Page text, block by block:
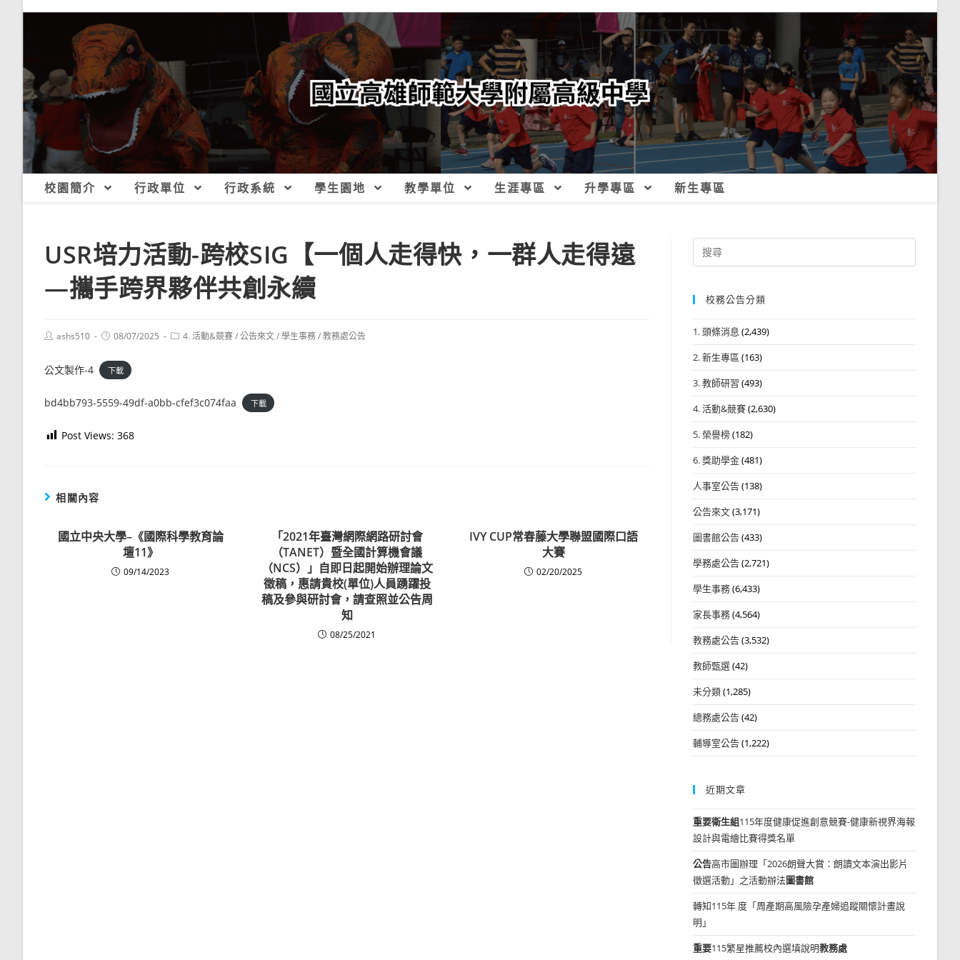
校園簡介 行政單位 行政系統 學生園地 教學單位 生涯專區 升學專區 新生專區
USR培力活動-跨校SIG【一個人走得快，一群人走得遠
—攜手跨界夥伴共創永續
Postashs510
Post08/07/2025
Post4. 活動&競賽/公告來文/學生事務/教務處公告
公文製作-4 下載
bd4bb793-5559-49df-a0bb-cfef3c074faa 下載
Post Views: 368
相關內容
國立中央大學–《國際科學教育論
壇11》
09/14/2023
「2021年臺灣網際網路研討會
（TANET）暨全國計算機會議
（NCS）」自即日起開始辦理論文
徵稿，惠請貴校(單位)人員踴躍投
稿及參與研討會，請查照並公告周
知
08/25/2021
IVY CUP常春藤大學聯盟國際口語
大賽
02/20/2025
Search
for:
校務公告分類
1. 頭條消息 (2,439)
2. 新生專區 (163)
3. 教師研習 (493)
4. 活動&競賽(2,630)
5. 榮譽榜(182)
6. 獎助學金(481)
人事室公告(138)
公告來文(3,171)
圖書館公告(433)
學務處公告(2,721)
學生事務(6,433)
家長事務(4,564)
教務處公告(3,532)
教師甄選(42)
未分類(1,285)
總務處公告(42)
輔導室公告(1,222)
近期文章
重要衛生組115年度健康促進創意競賽-健康新視界海報
設計與電繪比賽得獎名單
公告高市圖辦理「2026朗聲大賞：朗讀文本演出影片
徵選活動」之活動辦法圖書館
轉知115年 度「周產期高風險孕產婦追蹤關懷計畫說
明」
重要115繁星推薦校內選填說明教務處